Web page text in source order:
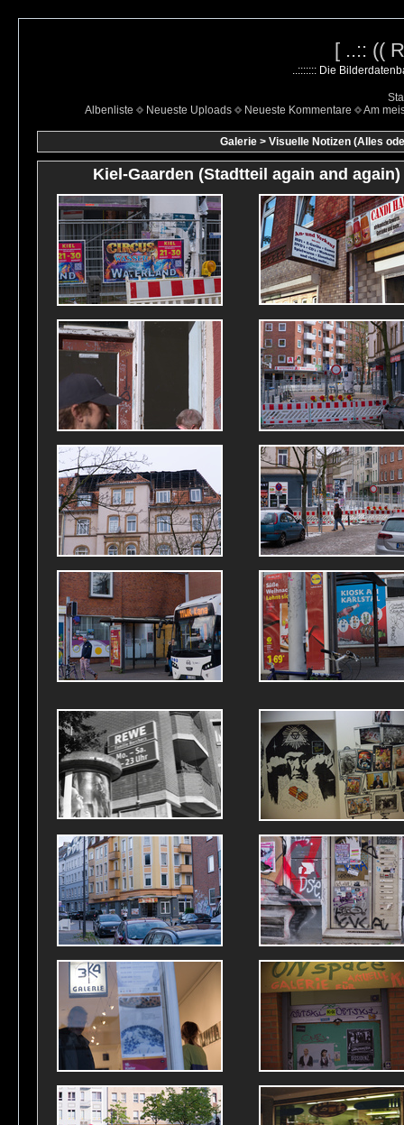
[ ..:: ((
..::::::: Die
Albenliste
Neueste Uploads Neueste Kommentare Am
Galerie > Visuelle Notizen (Alles
Kiel-Gaarden (Stadtteil again and again)